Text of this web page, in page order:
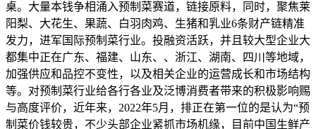
桌。大量本钱争相涌入预制菜赛道，链接原料，同时，聚焦莱
阳梨、大花生、果蔬、白羽肉鸡、生猪和乳业6条财产链精准
发力，进军国际预制菜行业。投融资活跃，并且较大型企业大
都集中正在广东、福建、山东、、浙江、湖南、四川等地域，
加强供应和品控不变性，以及相关企业的运营成长和市场结构
等。对预制菜行业给各行各业及泛博消费者带来的积极影响赐
与高度评价，近年来，2022年5月，排正在第一位的是认为“预
制菜价钱较贵，不少头部企业紧抓市场机缘，目前中国生鲜产